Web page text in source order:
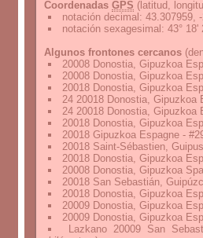
Coordenadas GPS (latitud,
notación decimal : 43.307959,
notación sexagesimal : 43° 18'
Algunos frontones cercanos
20008 Donostia, Gipuzkoa
20008 Donostia, Gipuzkoa
20018 Donostia, Gipuzkoa
24 20018 Donostia, Gipuzkoa
24 20018 Donostia, Gipuzkoa
20018 Donostia, Gipuzkoa
20018 Gipuzkoa Espagne -
20018 Saint-Sébastien,
20018 Donostia, Gipuzkoa
20008 Donostia, Gipuzkoa
20018 San Sebastián,
20018 Donostia, Gipuzkoa
20009 Donostia, Gipuzkoa
20009 Donostia, Gipuzkoa
Lazkano 20009 San